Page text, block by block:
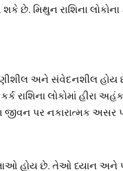
મિથુન રાશિના
અને સંવેદનશીલ હોય
રાશિના લોકોમાં હીરા
પર નકારાત્મક અસર
હોય છે. તેઓ ધ્યાન અને